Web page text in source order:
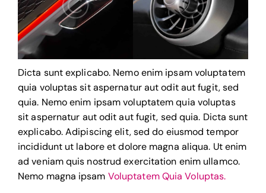
Dicta sunt explicabo. Nemo enim ipsam voluptatem
quia voluptas sit aspernatur aut odit aut fugit, sed
quia. Nemo enim ipsam voluptatem quia voluptas
sit aspernatur aut odit aut fugit, sed quia. Dicta sunt
explicabo. Adipiscing elit, sed do eiusmod tempor
incididunt ut labore et dolore magna aliqua. Ut enim
ad veniam quis nostrud exercitation enim ullamco.
Nemo magna ipsam Voluptatem Quia Voluptas.